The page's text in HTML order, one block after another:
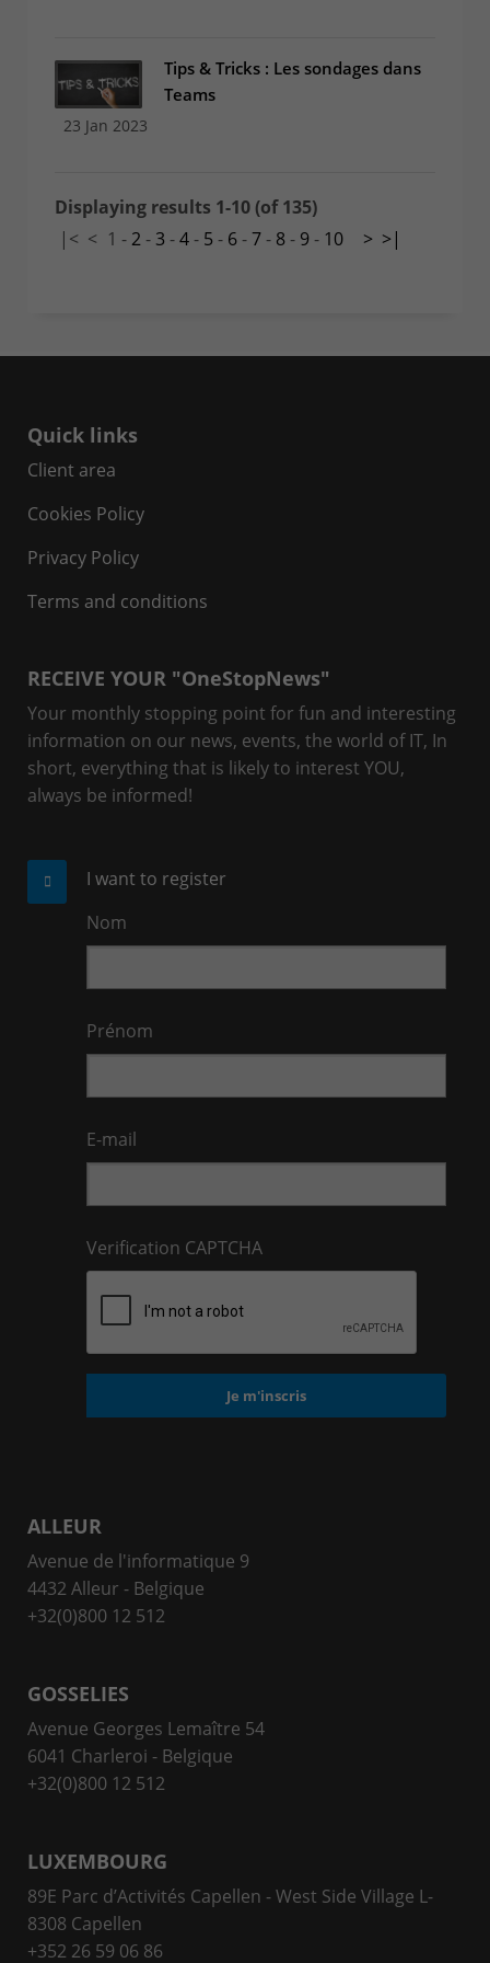
Tips & Tricks : Les sondages dans
Teams
23 Jan 2023
Displaying results 1-10 (of 135)
|< < 1 - 2- 3 -4- 5 - 6-7- 8- 9- 10 > >|
Quick links
Client area
Cookies Policy
Privacy Policy
Terms and conditions
RECEIVE YOUR "OneStopNews"
Your monthly stopping point for fun and interesting
information on our news, events, the world of IT, In
short, everything that is likely to interest YOU,
always be informed!
I want to register
Nom
Prénom
E-mail
Verification CAPTCHA
ALLEUR
Avenue de l'informatique 9
4432 Alleur - Belgique
+32(0)800 12 512
GOSSELIES
Avenue Georges Lemaître 54
6041 Charleroi - Belgique
+32(0)800 12 512
LUXEMBOURG
89E Parc d’Activités Capellen - West Side Village L-
8308 Capellen
+352 26 59 06 86